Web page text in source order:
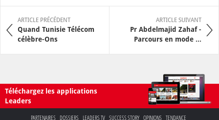
ARTICLE PRÉCÉDENT
Quand Tunisie Télécom
célèbre-Ons
ARTICLE SUIVANT
Pr Abdelmajid Zahaf -
Parcours en mode ...
Téléchargez les applications
Leaders
PARTENAIRES DOSSIERS LEADERS TV SUCCESS STORY OPINIONS TENDANCE